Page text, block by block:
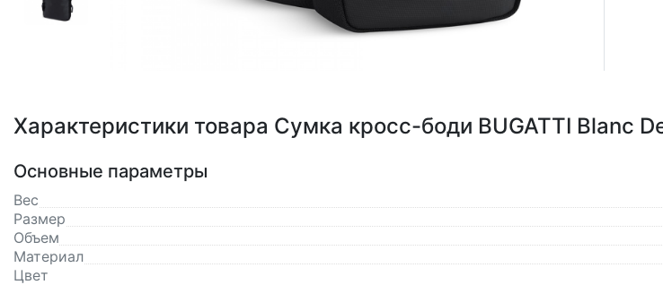
Характеристики товара Сумка кросс-боди BUGATTI Blanc
Основные параметры
Вес
Размер
Объем
Материал
Цвет